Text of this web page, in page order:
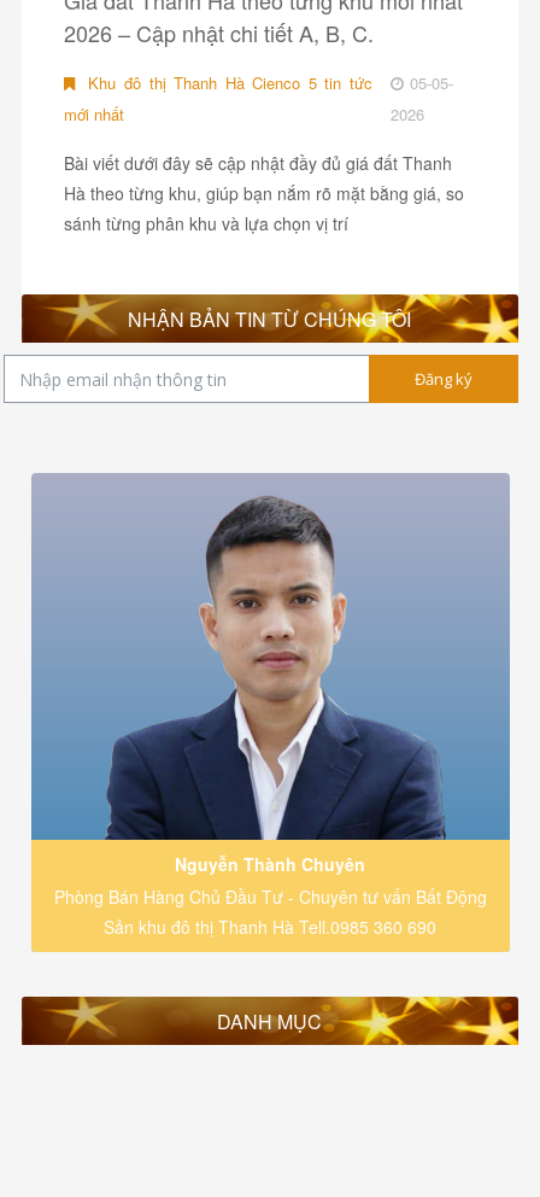
2026 – Cập nhật chi tiết A, B, C.
Khu đô thị Thanh Hà Cienco 5 tin tức
mới nhất
05-05-
2026
Bài viết dưới đây sẽ cập nhật đầy đủ giá đất Thanh
Hà theo từng khu, giúp bạn nắm rõ mặt bằng giá, so
sánh từng phân khu và lựa chọn vị trí
NHẬN BẢN TIN TỪ CHÚNG TÔI
Đăng ký
Nguyễn Thành Chuyên
Phòng Bán Hàng Chủ Đầu Tư - Chuyên tư vấn Bất Động
Sản khu đô thị Thanh Hà Tell.0985 360 690
DANH MỤC